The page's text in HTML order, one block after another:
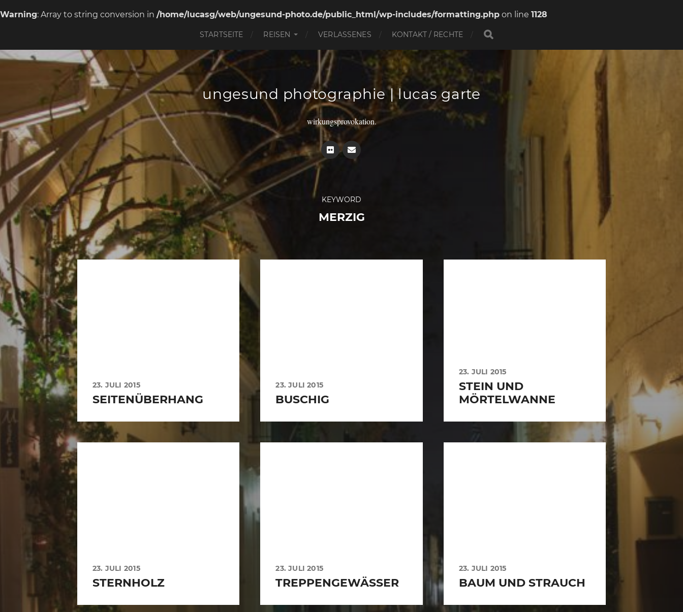
Warning: Array to string conversion in /home/lucasg/web/ungesund-photo.de/public_html/wp-includes/formatting.php on line 1128
STARTSEITE REISEN VERLASSENES KONTAKT / RECHTE
ungesund photographie | lucas garte
wirkungsprovokation.
KEYWORD
MERZIG
23. JULI 2015
SEITENÜBERHANG
23. JULI 2015
BUSCHIG
23. JULI 2015
STEIN UND
MÖRTELWANNE
23. JULI 2015
STERNHOLZ
23. JULI 2015
TREPPENGEWÄSSER
23. JULI 2015
BAUM UND STRAUCH